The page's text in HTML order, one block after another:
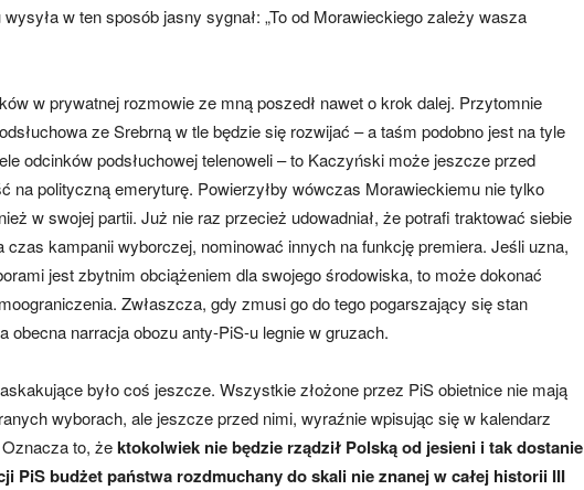
w ten sposób jasny sygnał: „To od Morawieckiego zależy wasza
w prywatnej rozmowie ze mną poszedł nawet o krok dalej. Przytomnie
ze Srebrną w tle będzie się rozwijać – a taśm podobno jest na tyle
odcinków podsłuchowej telenoweli – to Kaczyński może jeszcze przed
na polityczną emeryturę. Powierzyłby wówczas Morawieckiemu nie tylko
w swojej partii. Już nie raz przecież udowadniał, że potrafi traktować siebie
czas kampanii wyborczej, nominować innych na funkcję premiera. Jeśli uzna,
jest zbytnim obciążeniem dla swojego środowiska, to może dokonać
Zwłaszcza, gdy zmusi go do tego pogarszający się stan
obecna narracja obozu anty-PiS-u legnie w gruzach.
było coś jeszcze. Wszystkie złożone przez PiS obietnice nie mają
wyborach, ale jeszcze przed nimi, wyraźnie wpisując się w kalendarz
to, żektokolwiek nie będzie rządził Polską od jesieni i tak dostanie
PiS budżet państwa rozdmuchany do skali nie znanej w całej historii III